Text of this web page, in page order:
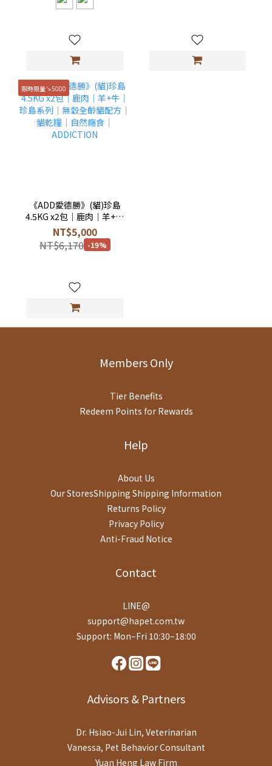
限時限量↘5000
《ADD愛德勝》(貓)珍島
4.5KG x2包｜鹿肉｜羊+牛
｜珍島系列｜無穀全齡貓
配方｜貓乾糧｜自然癮食
｜ADDICTION
NT$5,000
NT$6,170 -19%
Members Only
Tier Benefits
Redeem Points for Rewards
Help
About Us
Our StoresShipping Shipping Information
Returns Policy
Privacy Policy
Anti-Fraud Notice
Contact
LINE@
support@hapet.com.tw
Support: Mon–Fri 10:30–18:00
Advisors & Partners
Dr. Hsiao-Jui Lin, Veterinarian
Vanessa, Pet Behavior Consultant
Yuan Heng Law Firm